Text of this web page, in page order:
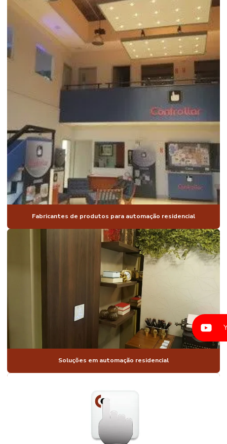
DE CASAS
INTELIGENTES
AUTOMAÇÃO
DE CASAS
LUXO
AUTOMAÇÃO
PARA CASAS
MODERNAS
AUTOMAÇÃO
RESIDENCIAIS
AUTOMAÇÃO
COMANDO DE
VOZ
AUTOMAÇÃO
CONDOMÍNIO
RESIDENCIAL
DE
CONDOMINIOS
FECHADURA
Fabricantes de produtos para automação residencial
Soluções em automação residencial